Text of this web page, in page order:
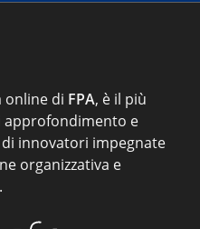
online di FPA, è il più
e
innovatori impegnate
organizzativa e